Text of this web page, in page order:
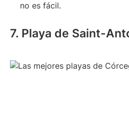
no es fácil.
7. Playa de Saint-